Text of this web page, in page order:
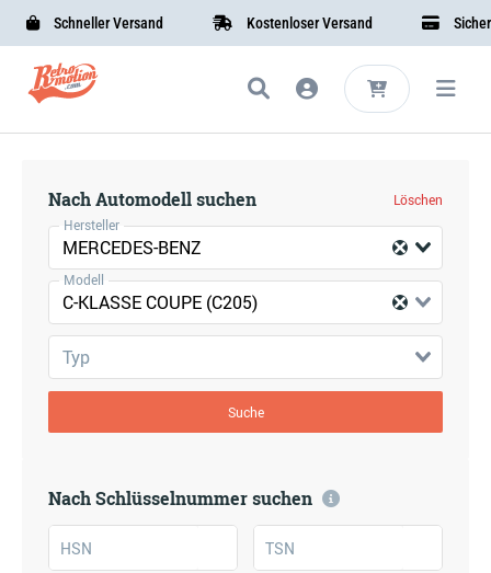
Schneller Versand Kostenloser Versand Sichere
Nach Automodell suchen
Löschen
Hersteller
MERCEDES-BENZ
Modell
C-KLASSE COUPE (C205)
Typ
Suche
Nach Schlüsselnummer suchen
HSN TSN